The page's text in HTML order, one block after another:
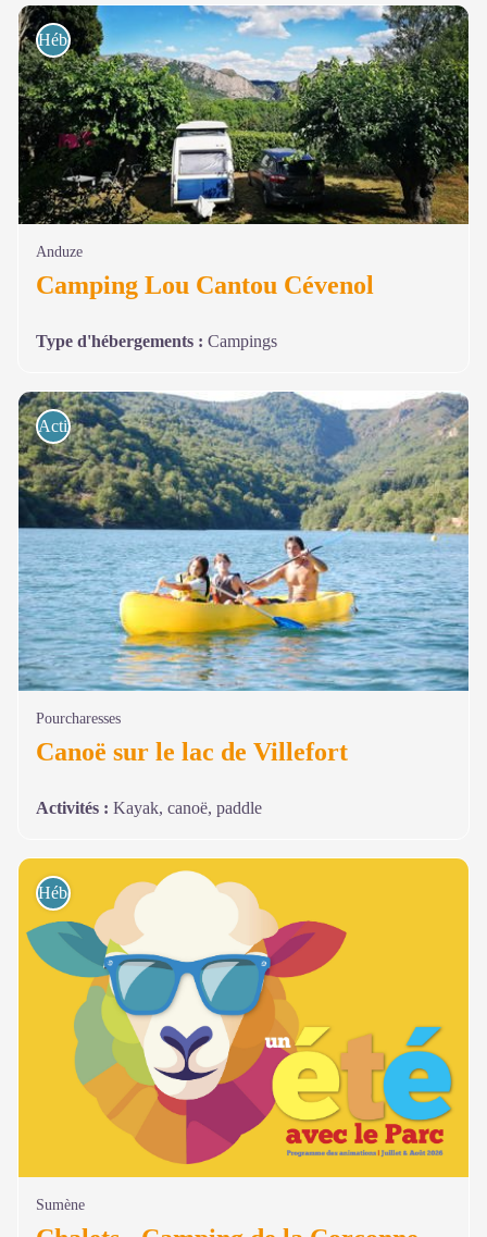
Hébergements
Anduze
Camping Lou Cantou Cévenol
Type d'hébergements : Campings
Activités de pleine nature
Pourcharesses
Canoë sur le lac de Villefort
Activités : Kayak, canoë, paddle
Hébergements
Sumène